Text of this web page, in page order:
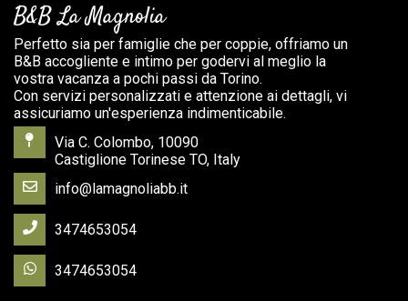
B&B La Magnolia
Perfetto sia per famiglie che per coppie, offriamo un
B&B accogliente e intimo per godervi al meglio la
vostra vacanza a pochi passi da Torino.
Con servizi personalizzati e attenzione ai dettagli, vi
assicuriamo un'esperienza indimenticabile.
Via C. Colombo, 10090
Castiglione Torinese TO, Italy
info@lamagnoliabb.it
3474653054
3474653054